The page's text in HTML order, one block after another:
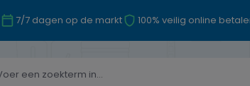
7/7 dagen op de markt 100% veilig online